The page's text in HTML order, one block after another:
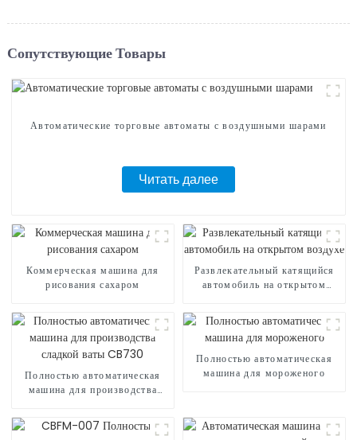
Сопутствующие Товары
Автоматические торговые автоматы с воздушными шарами
Читать далее
Коммерческая машина для
рисования сахаром
Развлекательный катящийся
автомобиль на открытом
Полностью автоматическая
машина для производства
Полностью автоматическая
машина для мороженого